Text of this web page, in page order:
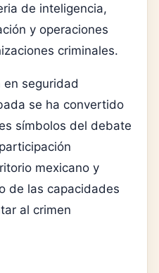
de inteligencia,
y operaciones
criminales.
en seguridad
se ha convertido
símbolos del debate
mexicano y
de las capacidades
al crimen